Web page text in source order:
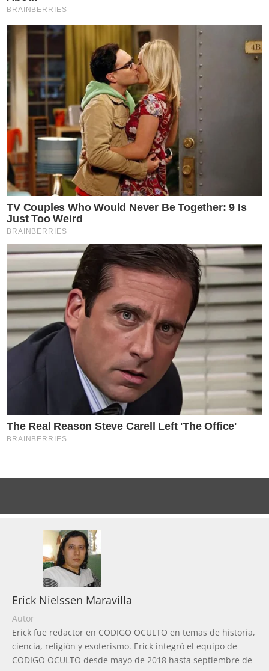
Erick Nielssen Maravilla
Autor
Erick fue redactor en CODIGO OCULTO en temas de historia,
ciencia, religión y esoterismo. Erick integró el equipo de
CODIGO OCULTO desde mayo de 2018 hasta septiembre de